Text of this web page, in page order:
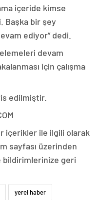
içeride kimse
Başka bir şey
ediyor” dedi.
devam
için çalışma
edilmiştir.
içerikler ile ilgili olarak
sayfası üzerinden
bildirimlerinize geri
yerel haber